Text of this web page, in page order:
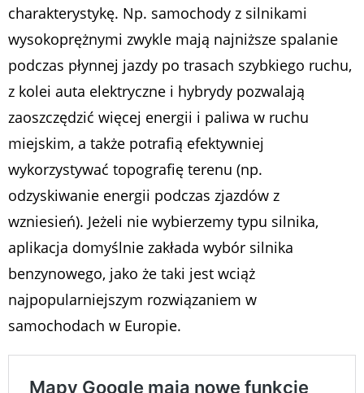
charakterystykę. Np. samochody z silnikami
wysokoprężnymi zwykle mają najniższe spalanie
podczas płynnej jazdy po trasach szybkiego ruchu,
z kolei auta elektryczne i hybrydy pozwalają
zaoszczędzić więcej energii i paliwa w ruchu
miejskim, a także potrafią efektywniej
wykorzystywać topografię terenu (np.
odzyskiwanie energii podczas zjazdów z
wzniesień). Jeżeli nie wybierzemy typu silnika,
aplikacja domyślnie zakłada wybór silnika
benzynowego, jako że taki jest wciąż
najpopularniejszym rozwiązaniem w
samochodach w Europie.